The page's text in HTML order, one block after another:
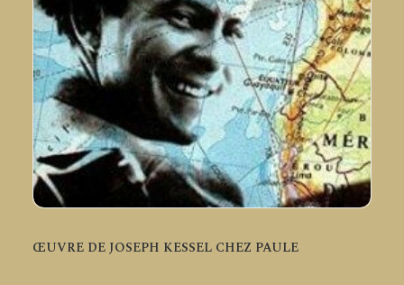
ŒUVRE DE JOSEPH KESSEL CHEZ PAULE